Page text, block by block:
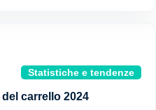
Statistiche e tendenze
carrello 2024